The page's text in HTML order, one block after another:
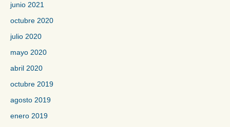
junio 2021
octubre 2020
julio 2020
mayo 2020
abril 2020
octubre 2019
agosto 2019
enero 2019